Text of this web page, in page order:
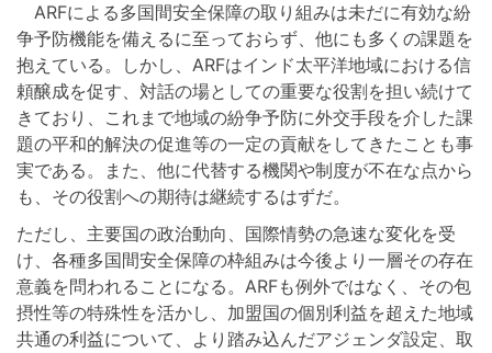
ARFによる多国間安全保障の取り組みは未だに有効な紛
争予防機能を備えるに至っておらず、他にも多くの課題を
抱えている。しかし、ARFはインド太平洋地域における信
頼醸成を促す、対話の場としての重要な役割を担い続けて
きており、これまで地域の紛争予防に外交手段を介した課
題の平和的解決の促進等の一定の貢献をしてきたことも事
実である。また、他に代替する機関や制度が不在な点から
も、その役割への期待は継続するはずだ。
ただし、主要国の政治動向、国際情勢の急速な変化を受
け、各種多国間安全保障の枠組みは今後より一層その存在
意義を問われることになる。ARFも例外ではなく、その包
摂性等の特殊性を活かし、加盟国の個別利益を超えた地域
共通の利益について、より踏み込んだアジェンダ設定、取